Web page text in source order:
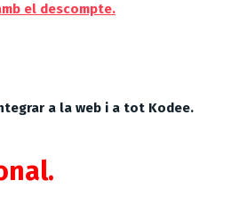
el descompte.
a la web i a tot Kodee.